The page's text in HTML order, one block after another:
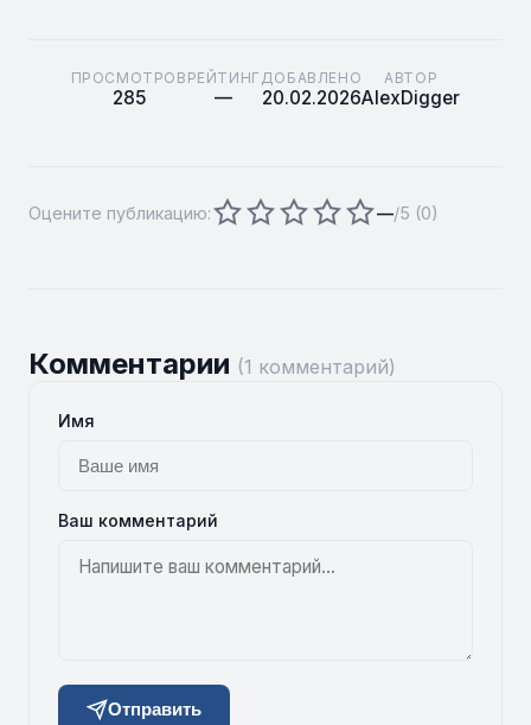
ПРОСМОТРОВ
285
РЕЙТИНГ
—
ДОБАВЛЕНО
20.02.2026
АВТОР
AlexDigger
Оцените публикацию: —/5 (0)
Комментарии (1 комментарий)
Имя
Ваш комментарий
Отправить